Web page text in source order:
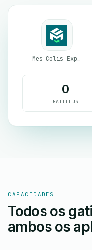
Mes Colis Express
0
GATILHOS
CAPACIDADES
Todos os
ambos os